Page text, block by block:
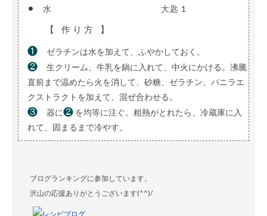
• 水 大匙 1
【 作り方 】
❶ ゼラチンは水を加えて、ふやかしておく。
❷
生クリーム、牛乳を鍋に入れて、中火にかける。沸騰
直前まで温めたら火を消して、砂糖、ゼラチン、バニラエ
クストラクトを加えて、混ぜ合わせる。
❸ 器に❷ を均等に注ぐ。粗熱がとれたら、冷蔵庫に入
れて、固まるまで冷やす。
ブログランキングに参加しています。
沢山の応援ありがとうございます(^^)/